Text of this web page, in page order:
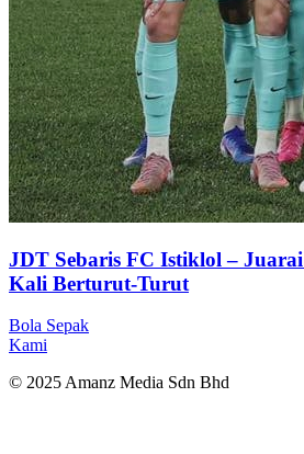
JDT Sebaris FC Istiklol –
Kali Berturut-Turut
Bola Sepak
Kami
© 2025 Amanz Media Sdn Bhd